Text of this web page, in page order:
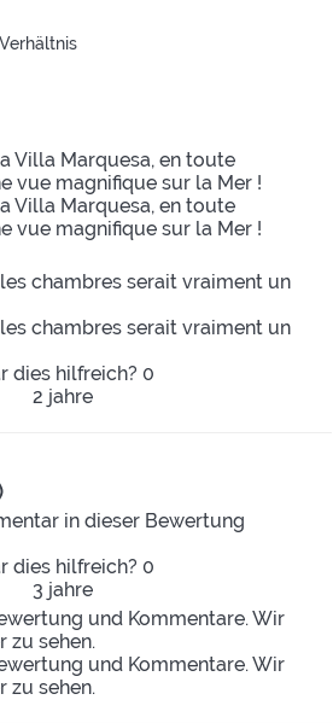
Villa Marquesa, en toute
vue magnifique sur la Mer !
Villa Marquesa, en toute
vue magnifique sur la Mer !
chambres serait vraiment un
chambres serait vraiment un
dies hilfreich? 0
2 jahre
in dieser Bewertung
dies hilfreich? 0
3 jahre
und Kommentare. Wir
zu sehen.
und Kommentare. Wir
zu sehen.